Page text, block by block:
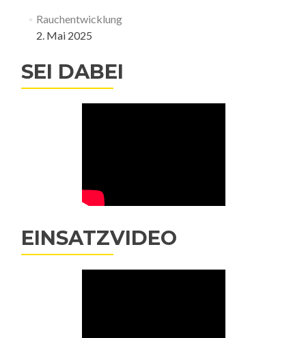
Rauchentwicklung
2. Mai 2025
SEI DABEI
EINSATZVIDEO